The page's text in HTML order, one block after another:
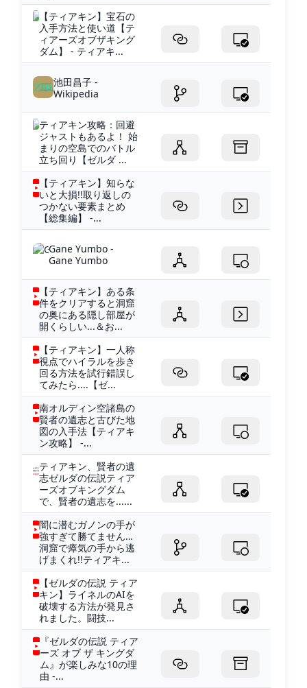
【ティアキン】宝石の
入手方法と使い道【テ
ィアーズオブザキング
ダム】 - ティアキ...
池田昌子 -
Wikipedia
ティアキン攻略：回避
ジャストもあるよ！ 始
まりの空島でのバトル
立ち回り【ゼルダ ...
【ティアキン】知らな
いと大損!!取り返しの
つかない要素まとめ
【総集編】 -...
Gane Yumbo -
Gane Yumbo
【ティアキン】ある条
件をクリアすると洞窟
の奥にある隠し部屋が
開くらしい...＆お...
【ティアキン】一人称
視点でハイラルを歩き
回る方法を試行錯誤し
てみたら....【ゼ...
南オルディン空諸島の
賢者の遺志と古びた地
図の入手法【ティアキ
ン攻略】 -...
ティアキン、賢者の遺
志ゼルダの伝説ティア
ーズオブキングダム
で、賢者の遺志を......
闇に潜むガノンの手が
強すぎて勝てません…
洞窟で瘴気の手から逃
げまくれ!!ティアキ...
【ゼルダの伝説 ティア
キン】ライネルのAIを
破壊する方法が発見さ
れました。闘技...
『ゼルダの伝説 ティア
ーズ オブ ザ キングダ
ム』が楽しみな10の理
由 -...